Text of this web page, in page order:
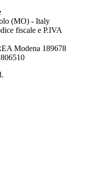
(MO) - Italy
fiscale e P.IVA
Modena 189678